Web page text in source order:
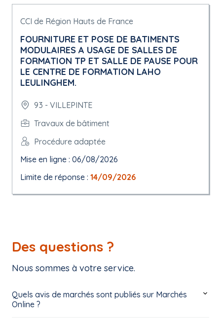
CCI de Région Hauts de France
FOURNITURE ET POSE DE BATIMENTS
MODULAIRES A USAGE DE SALLES DE
FORMATION TP ET SALLE DE PAUSE POUR
LE CENTRE DE FORMATION LAHO
LEULINGHEM.
93 - VILLEPINTE
Travaux de bâtiment
Procédure adaptée
Mise en ligne : 06/08/2026
Limite de réponse : 14/09/2026
Des questions ?
Nous sommes à votre service.
Quels avis de marchés sont publiés sur Marchés
Online ?